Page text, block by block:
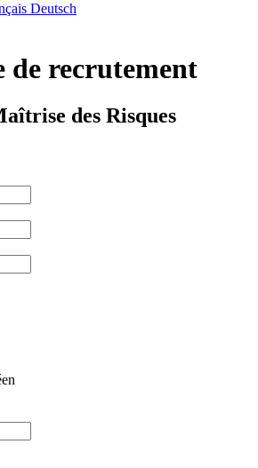
Deutsch
recrutement
des Risques